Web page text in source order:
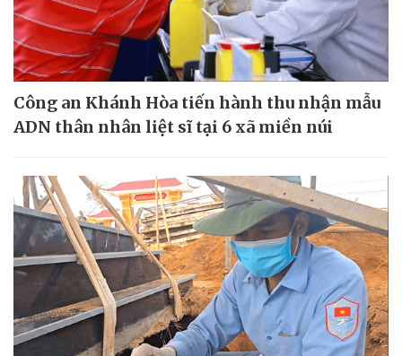
Công an Khánh Hòa tiến hành thu nhận mẫu
ADN thân nhân liệt sĩ tại 6 xã miền núi